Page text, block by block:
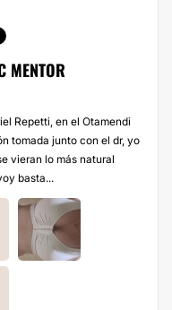
MENTOR
Repetti, en el Otamendi
tomada junto con el dr, yo
vieran lo más natural
basta...